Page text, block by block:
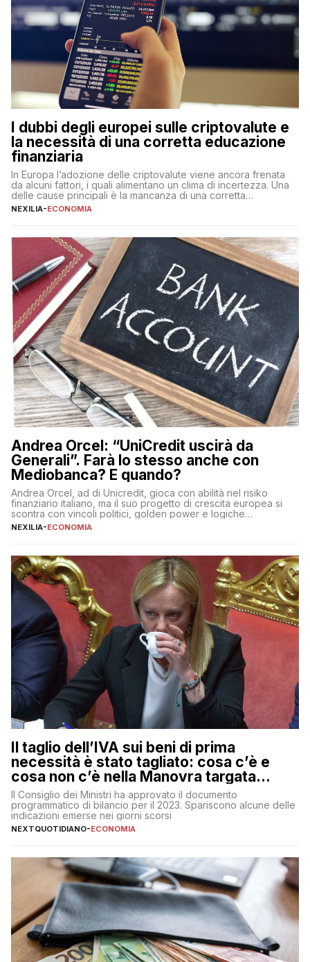
I dubbi degli europei sulle criptovalute e
la necessità di una corretta educazione
finanziaria
In Europa l’adozione delle criptovalute viene ancora frenata
da alcuni fattori, i quali alimentano un clima di incertezza. Una
delle cause principali è la mancanza di una corretta
educazione finanziaria, che impedisce ad una larga parte della
sulle criptovalute: […]
NEXILIA-ECONOMIA
Andrea Orcel: “UniCredit uscirà da
Generali”. Farà lo stesso anche con
Mediobanca? E quando?
Andrea Orcel, ad di Unicredit, gioca con abilità nel risiko
finanziario italiano, ma il suo progetto di crescita europea si
scontra con vincoli politici, golden power e logiche
protezionistiche. Orcel e la mossa su Generali Andrea Orcel,
NEXILIA-ECONOMIA
Il taglio dell’IVA sui beni di prima
necessità è stato tagliato: cosa c’è e
cosa non c’è nella Manovra targata
Meloni
Il Consiglio dei Ministri ha approvato il documento
programmatico di bilancio per il 2023. Spariscono alcune delle
indicazioni emerse nei giorni scorsi
NEXTQUOTIDIANO-ECONOMIA